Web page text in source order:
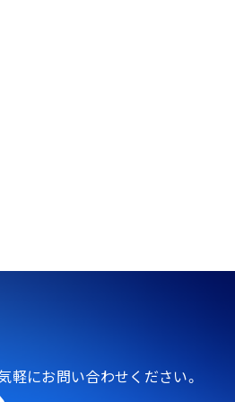
軽にお問い合わせください。